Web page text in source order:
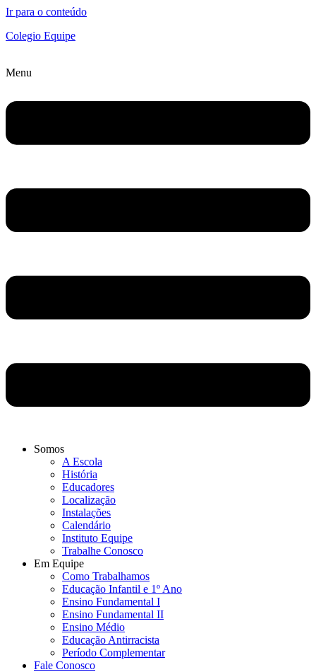
Ir para o conteúdo
Colegio Equipe
Menu
Somos
A Escola
História
Educadores
Localização
Instalações
Calendário
Instituto Equipe
Trabalhe Conosco
Em Equipe
Como Trabalhamos
Educação Infantil e 1º Ano
Ensino Fundamental I
Ensino Fundamental II
Ensino Médio
Educação Antirracista
Período Complementar
Fale Conosco